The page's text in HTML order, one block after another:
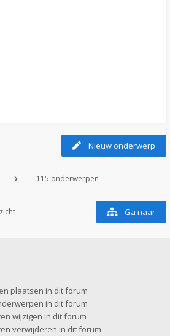
Nieuw onderwerp
115 onderwerpen
Ga naar
plaatsen in dit forum
in dit forum
wijzigen in dit forum
verwijderen in dit forum